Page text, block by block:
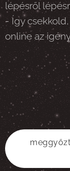
lépésről
- Így
online az